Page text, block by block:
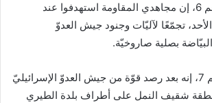
وذكرت في البيان رقم 6، إن مجاهدي المقاومة استهدفوا عند
اليوم الأحد،‏ تجمّعًا لآليّات وجنود جيش العدوّ
بصلية صاروخيّة.
وقالت في البيان رقم 7، إنه بعد رصد قوّة من جيش العدوّ الإسرائيليّ
شقيف النمل على أطراف بلدة الطيري